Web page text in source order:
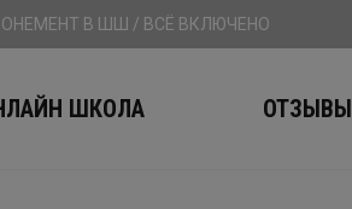
В ШШ / ВСЁ ВКЛЮЧЕНО
ШКОЛА ОТЗЫВЫ